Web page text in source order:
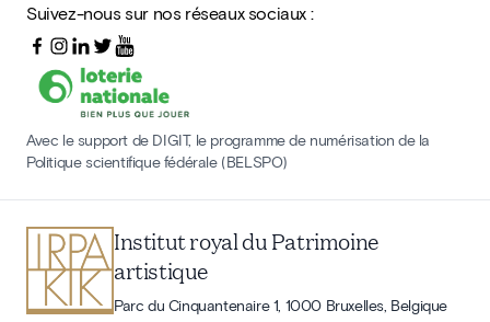
Suivez-nous sur nos réseaux sociaux :
Avec le support de DIGIT, le programme de numérisation de la
Politique scientifique fédérale (BELSPO)
Institut royal du Patrimoine
artistique
Parc du Cinquantenaire 1, 1000 Bruxelles, Belgique